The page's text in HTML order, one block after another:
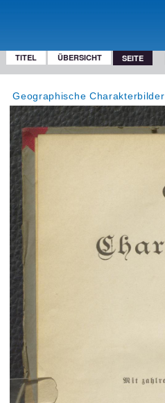
TITEL ÜBERSICHT SEITE
Geographische Charakterbilder